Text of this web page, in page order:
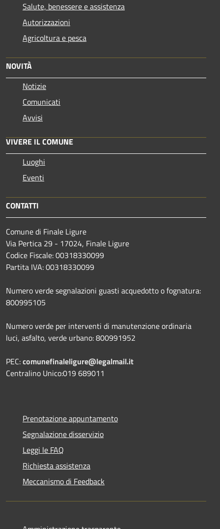
Salute, benessere e assistenza
Autorizzazioni
Agricoltura e pesca
NOVITÀ
Notizie
Comunicati
Avvisi
VIVERE IL COMUNE
Luoghi
Eventi
CONTATTI
Comune di Finale Ligure
Via Pertica 29 - 17024, Finale Ligure
Codice Fiscale: 00318330099
Partita IVA: 00318330099
Numero verde segnalazioni guasti acquedotto o fognatura:
800995105
Numero verde per interventi di manutenzione ordinaria
luci, asfalto, verde urbano: 800991952
PEC:comunefinaleligure@legalmail.it
Centralino Unico:019 689011
Prenotazione appuntamento
Segnalazione disservizio
Leggi le FAQ
Richiesta assistenza
Meccanismo di Feedback